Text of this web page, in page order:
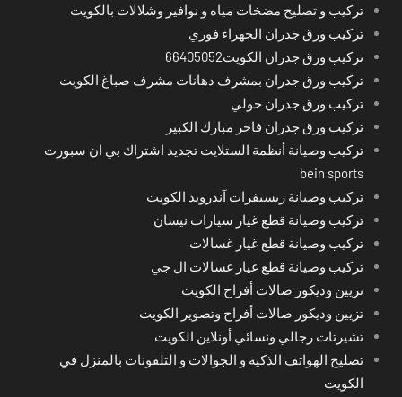
تركيب و تصليح مضخات مياه و نوافير وشلالات بالكويت
تركيب ورق جدران الجهراء فوري
تركيب ورق جدران الكويت66405052
تركيب ورق جدران بمشرف دهانات مشرف صباغ الكويت
تركيب ورق جدران حولي
تركيب ورق جدران فاخر مبارك الكبير
تركيب وصيانة أنظمة الستلايت تجديد اشتراك بي ان سبورت
bein sports
تركيب وصيانة ريسيفرات آندرويد الكويت
تركيب وصيانة قطع غيار سيارات نيسان
تركيب وصيانة قطع غيار غسالات
تركيب وصيانة قطع غيار غسالات ال جي
تزيين وديكور صالات أفراح الكويت
تزيين وديكور صالات أفراح وتصوير الكويت
تشيرتات رجالي ونسائي أونلاين الكويت
تصليح الهواتف الذكية و الجوالات و التلفونات بالمنزل في
الكويت